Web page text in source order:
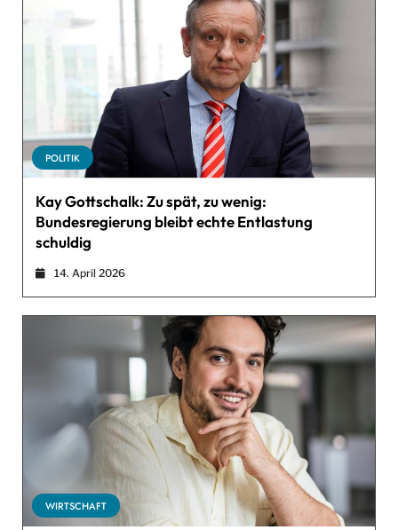
POLITIK
Kay Gottschalk: Zu spät, zu wenig:
Bundesregierung bleibt echte Entlastung
schuldig
14. April 2026
WIRTSCHAFT